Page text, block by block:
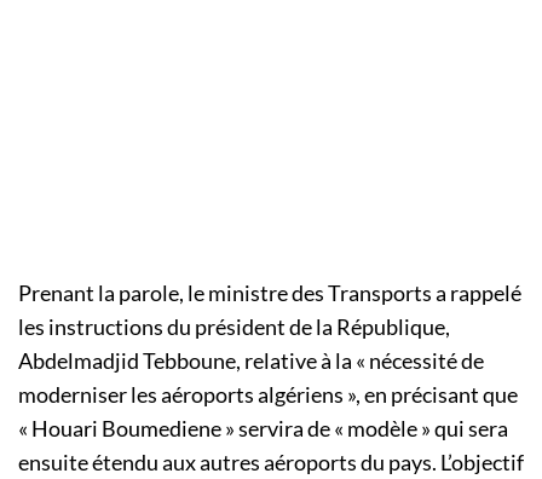
Prenant la parole, le ministre des Transports a rappelé
les instructions du président de la République,
Abdelmadjid Tebboune, relative à la « nécessité de
moderniser les aéroports algériens », en précisant que
« Houari Boumediene » servira de « modèle » qui sera
ensuite étendu aux autres aéroports du pays. L’objectif